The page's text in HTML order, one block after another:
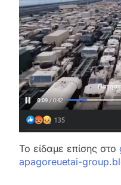
Το είδαμε επίσης στο
apagoreuetai-